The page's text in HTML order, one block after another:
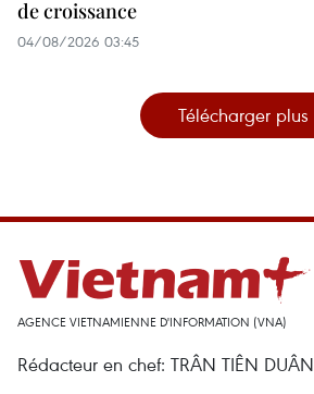
de croissance
04/08/2026 03:45
Télécharger plus
AGENCE VIETNAMIENNE D'INFORMATION (VNA)
Rédacteur en chef: TRÂN TIÊN DUÂN